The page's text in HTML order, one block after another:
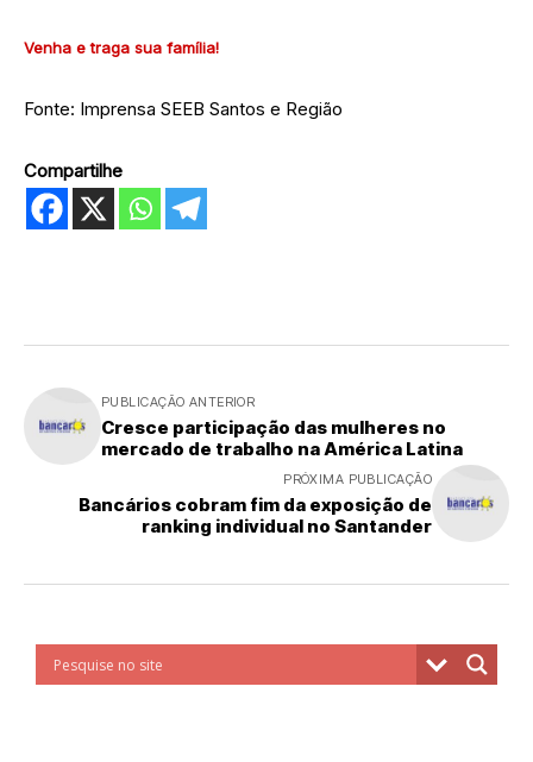
Venha e traga sua família!
Fonte: Imprensa SEEB Santos e Região
Compartilhe
PUBLICAÇÃO ANTERIOR
Cresce participação das mulheres no
mercado de trabalho na América Latina
PRÓXIMA PUBLICAÇÃO
Bancários cobram fim da exposição de
ranking individual no Santander